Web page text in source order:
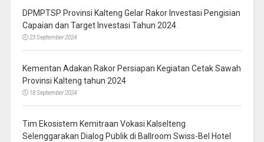
DPMPTSP Provinsi Kalteng Gelar Rakor Investasi Pengisian
Capaian dan Target Investasi Tahun 2024
23 September 2024
Kementan Adakan Rakor Persiapan Kegiatan Cetak Sawah
Provinsi Kalteng tahun 2024
18 September 2024
Tim Ekosistem Kemitraan Vokasi Kalselteng
Selenggarakan Dialog Publik di Ballroom Swiss-Bel Hotel